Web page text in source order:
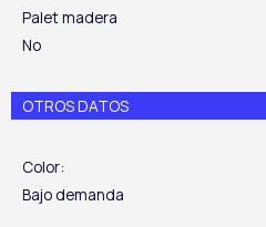
Palet madera
No
OTROS DATOS
Color:
Bajo demanda